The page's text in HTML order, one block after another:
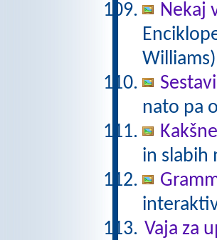
Nekaj
Williams)
nato pa
in slabih
Vaja za